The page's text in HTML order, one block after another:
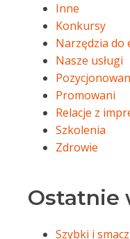
Inne
Konkursy
Narzędzia
Nasze usługi
Promowani
Relacje z
Szkolenia
Zdrowie
Ostatnie
Szybki i